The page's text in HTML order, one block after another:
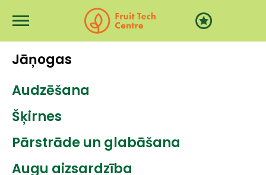
Jāņogas
Audzēšana
Šķirnes
Pārstrāde un glabāšana
Augu aizsardzība